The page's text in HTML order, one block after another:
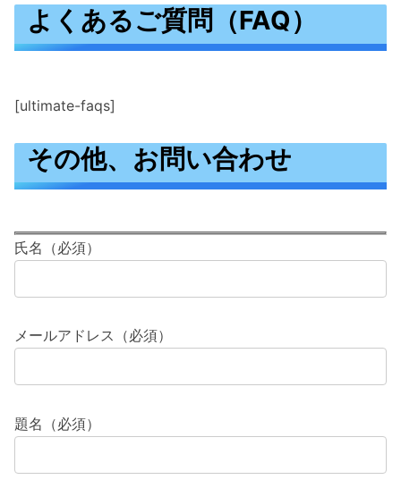
よくあるご質問（FAQ）
[ultimate-faqs]
その他、お問い合わせ
氏名（必須）
メールアドレス（必須）
題名（必須）